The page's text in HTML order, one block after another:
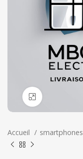
Accueil smartphones